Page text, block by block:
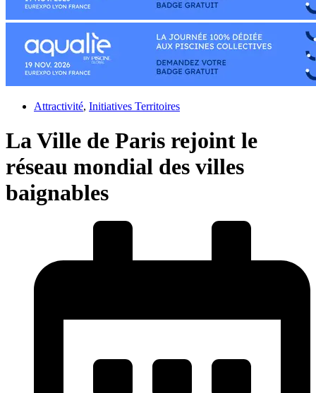
Attractivité, Initiatives Territoires
La Ville de Paris rejoint le
réseau mondial des villes
baignables